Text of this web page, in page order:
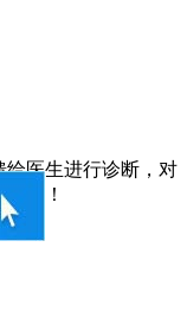
给医生进行诊断，对
心！